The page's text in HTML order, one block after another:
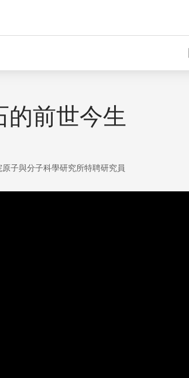
的前世今生
子與分子科學研究所特聘研究員